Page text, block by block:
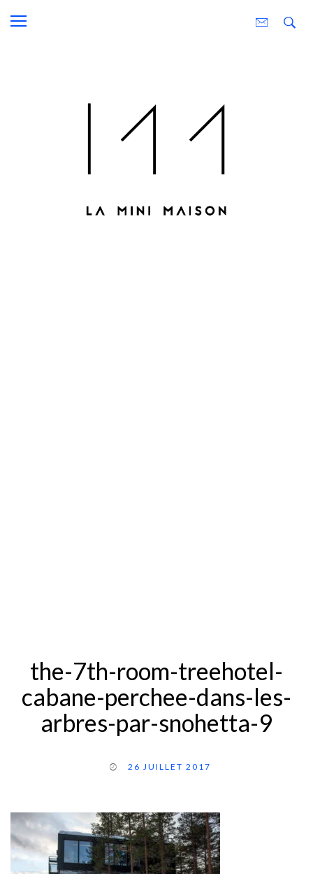
the-7th-room-treehotel-
cabane-perchee-dans-les-
arbres-par-snohetta-9
26 JUILLET 2017